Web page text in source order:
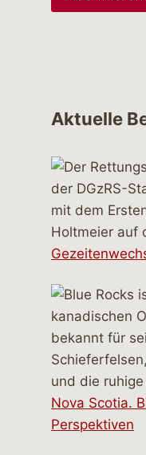
Aktuelle
Nova Scotia.
Perspektiven